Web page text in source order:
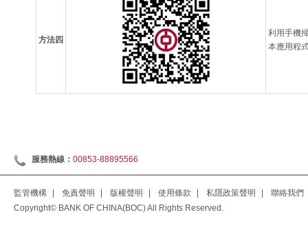
方法四
利用手機
本應用程
服務熱線： 00853-88895566
監管機構 免責聲明 版權聲明 使用條款 私隱政策聲明
聯絡我們
Copyright© BANK OF CHINA(BOC) All Rights Reserved.